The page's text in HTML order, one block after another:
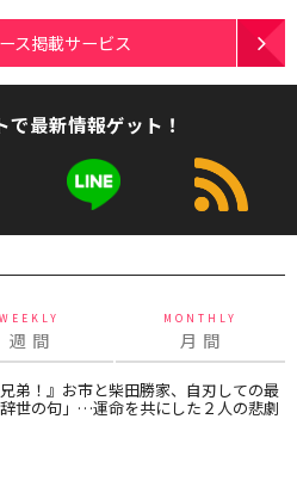
ス掲載サービス
で最新情報ゲット！
WEEKLY
週 間
MONTHLY
月 間
兄弟！』お市と柴田勝家、自刃しての最
世の句」…運命を共にした２人の悲劇